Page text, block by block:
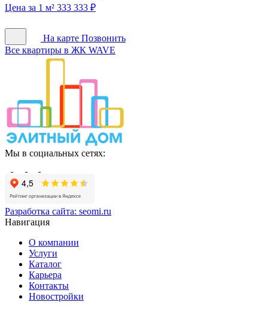
Цена за 1 м² 333 333 ₽
На карте Позвонить
Все квартиры в ЖК WAVE
Мы в социальных сетях:
Разработка сайта: seomi.ru
Навигация
О компании
Услуги
Каталог
Карьера
Контакты
Новостройки